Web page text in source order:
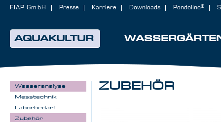
AQUAKULTUR
FIAP GmbH Presse Karriere Downloads Pondolino®
ZUBEHÖR
Wasseranalyse
Messtechnik
Laborbedarf
Zubehör